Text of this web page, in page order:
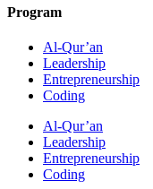
Program
Al-Qur’an
Leadership
Entrepreneurship
Coding
Al-Qur’an
Leadership
Entrepreneurship
Coding